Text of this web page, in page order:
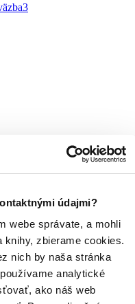
údajmi?
webe správate, a mohli
zbierame cookies.
nich by naša stránka
analytické
ako náš web
3
Cániková